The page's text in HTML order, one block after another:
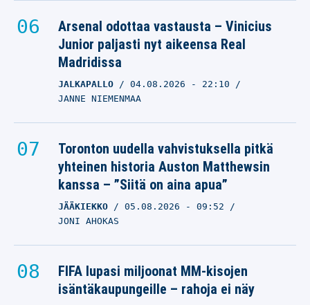
Arsenal odottaa vastausta – Vinicius
Junior paljasti nyt aikeensa Real
Madridissa
JALKAPALLO 04.08.2026 - 22:10
JANNE NIEMENMAA
Toronton uudella vahvistuksella pitkä
yhteinen historia Auston Matthewsin
kanssa – ”Siitä on aina apua”
JÄÄKIEKKO 05.08.2026 - 09:52
JONI AHOKAS
FIFA lupasi miljoonat MM-kisojen
isäntäkaupungeille – rahoja ei näy